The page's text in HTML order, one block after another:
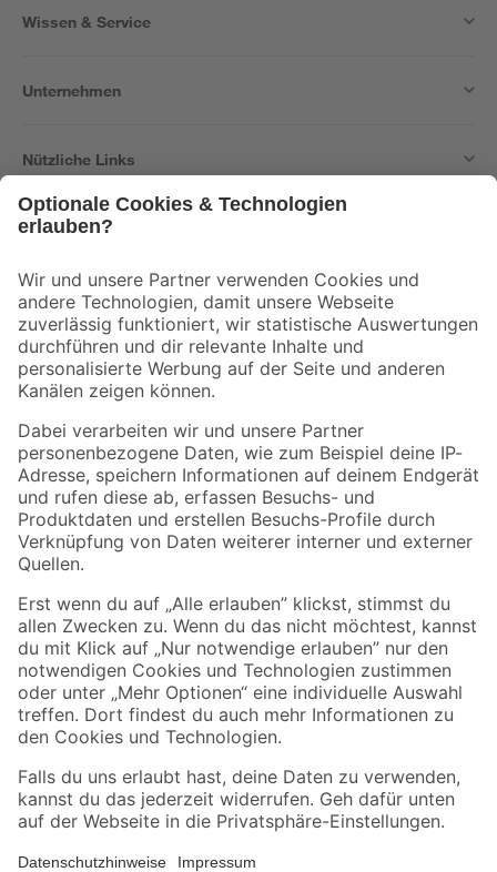
Wissen & Service
Unternehmen
Nützliche Links
Bleib auf dem Laufenden mit unserem Newsletter
Der toom Newsletter: Keine Angebote und Aktionen mehr verpassen!
Zur Newsletter Anmeldung
Folge uns
Zahlungsarten Versandarten
Sicher einkaufen
Jetzt die toom-App herunterladen
Alle Preisangaben in EUR inkl. gesetzl. MwSt.. Die dargestellten Angebote sind unter
Umständen nicht in allen Märkten verfügbar. Die angegebenen Verfügbarkeiten beziehen
Produkte nur solange der Vorrat reicht.